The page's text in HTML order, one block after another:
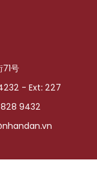
号
- Ext: 227
9432